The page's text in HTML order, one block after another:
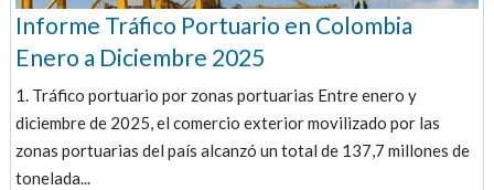
Informe Tráfico Portuario en Colombia
Enero a Diciembre 2025
1. Tráfico portuario por zonas portuarias Entre enero y
diciembre de 2025, el comercio exterior movilizado por las
zonas portuarias del país alcanzó un total de 137,7 millones de
tonelada...